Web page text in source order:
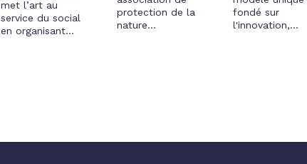
met l’art au
service du social
en organisant...
protection de la
nature...
fondé sur
l'innovation,...